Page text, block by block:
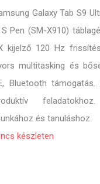
Galaxy Tab S9
Pen (SM-X910)
kijelző 120 Hz
multitasking és
Bluetooth
és tanuláshoz.
készleten